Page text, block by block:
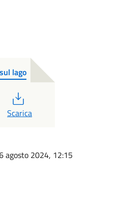
lago
Scarica
agosto 2024, 12:15